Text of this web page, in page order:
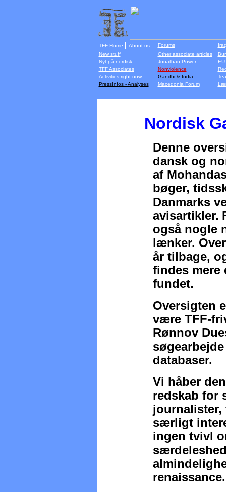
TFF Home About us Forums
New stuff
Other associate articles
Nyt på nordisk
Jonathan Power
EU
TFF Associates
Nonviolence
Activities right now
Gandhi & India
PressInfos - Analyses
Macedonia Forum
Nordisk
Denne
dansk og
af
bøger,
Danmarks
avisartikler.
også nogle
lænker.
år tilbage,
findes mere
fundet.
Oversigten
være TFF-
Rønnov
databaser.
Vi håber
redskab for
journalister,
særligt
ingen tvivl
renaissance.